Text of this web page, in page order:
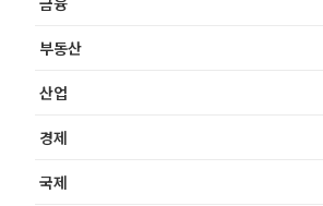
부동산
산업
경제
국제